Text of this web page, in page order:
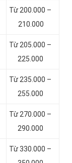
Từ 200.000 –
210.000
Từ 205.000 –
225.000
Từ 235.000 –
255.000
Từ 270.000 –
290.000
Từ 330.000 –